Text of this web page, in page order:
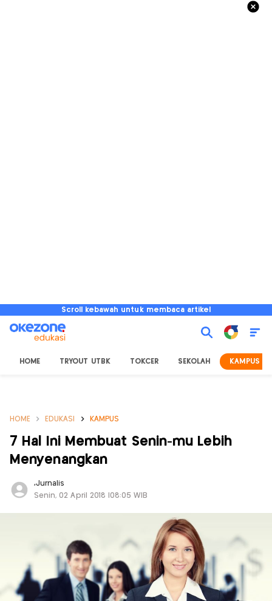
Scroll kebawah untuk membaca artikel
HOME TRYOUT UTBK TOKCER SEKOLAH KAMPUS
HOME EDUKASI KAMPUS
7 Hal Ini Membuat Senin-mu Lebih
Menyenangkan
,Jurnalis
Senin, 02 April 2018 |08:05 WIB